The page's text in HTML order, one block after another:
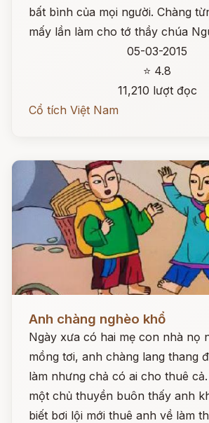
bất bình của mọi người. Chàng
mấy lần làm cho tớ thầy chúa
05-03-2015
⭐ 4.8
11,210 lượt đọc
Cổ tích Việt Nam
Anh chàng nghèo khổ
Ngày xưa có hai mẹ con nhà nọ
mồng tơi, anh chàng lang thang
làm nhưng chả có ai cho thuê
một chủ thuyền buôn thấy anh
biết bơi lội mới thuê anh về làm